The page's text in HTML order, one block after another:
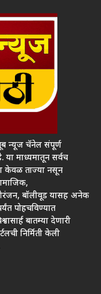
न्यूज चॅनेल संपूर्ण
या माध्यमातून सर्वच
केवळ ताज्या नसून
बॉलीवूड यासह अनेक
पोहचविण्यात
बातम्या देणारी
निर्मिती केली